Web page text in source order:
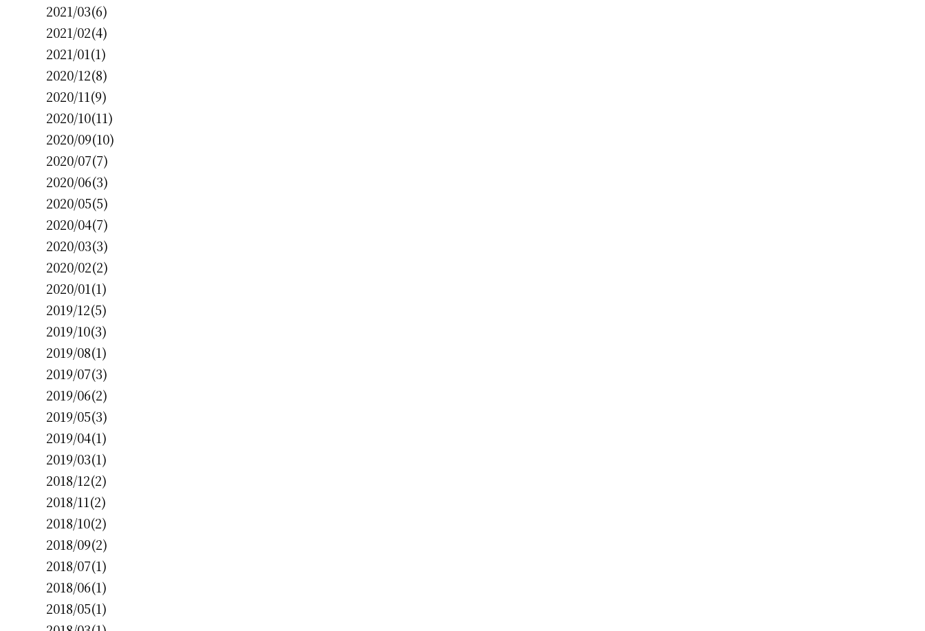
2021/03(6)
2021/02(4)
2021/01(1)
2020/12(8)
2020/11(9)
2020/10(11)
2020/09(10)
2020/07(7)
2020/06(3)
2020/05(5)
2020/04(7)
2020/03(3)
2020/02(2)
2020/01(1)
2019/12(5)
2019/10(3)
2019/08(1)
2019/07(3)
2019/06(2)
2019/05(3)
2019/04(1)
2019/03(1)
2018/12(2)
2018/11(2)
2018/10(2)
2018/09(2)
2018/07(1)
2018/06(1)
2018/05(1)